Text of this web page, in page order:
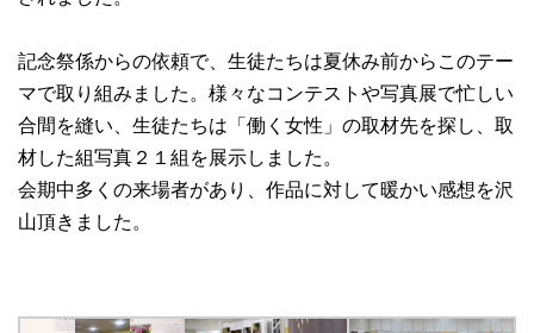
記念祭係からの依頼で、生徒たちは夏休み前からこのテー
マで取り組みました。様々なコンテストや写真展で忙しい
合間を縫い、生徒たちは「働く女性」の取材先を探し、取
材した組写真２１組を展示しました。
会期中多くの来場者があり、作品に対して暖かい感想を沢
山頂きました。